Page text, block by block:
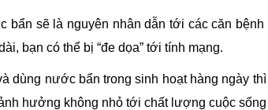
bẩn sẽ là nguyên nhân dẫn tới các căn
bạn có thể bị “đe dọa” tới tính mạng.
dùng nước bẩn trong sinh hoạt hàng ngày
hưởng không nhỏ tới chất lượng cuộc sống